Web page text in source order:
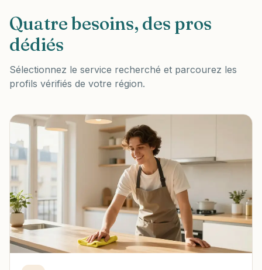
Quatre besoins, des pros
dédiés
Sélectionnez le service recherché et parcourez les
profils vérifiés de votre région.